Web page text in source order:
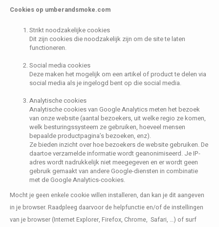
Cookies op umberandsmoke.com
Strikt noodzakelijke cookies
Dit zijn cookies die noodzakelijk zijn om de site te laten
functioneren.
Social media cookies
Deze maken het mogelijk om een artikel of product te delen via
social media als je ingelogd bent op die social media.
Analytische cookies
Analytische cookies van Google Analytics meten het bezoek
van onze website (aantal bezoekers, uit welke regio ze komen,
welk besturingssysteem ze gebruiken, hoeveel mensen
bepaalde productpagina’s bezoeken, enz).
Ze bieden inzicht over hoe bezoekers de website gebruiken. De
daartoe verzamelde informatie wordt geanonimiseerd. Je IP-
adres wordt nadrukkelijk niet meegegeven en er wordt geen
gebruik gemaakt van andere Google-diensten in combinatie
met de Google Analytics-cookies.
Mocht je geen enkele cookie willen installeren, dan kan je dit aangeven
in je browser. Raadpleeg daarvoor de helpfunctie en/of de instellingen
van je browser (Internet Explorer, Firefox, Chrome, Safari, …) of surf